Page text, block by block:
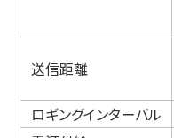
送信距離
ロギングインターバル